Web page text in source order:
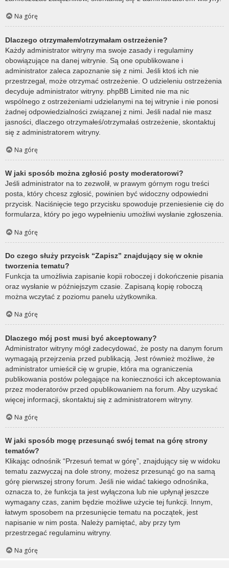
Na górę
Dlaczego otrzymałem/otrzymałam ostrzeżenie?
Każdy administrator witryny ma swoje zasady i regulaminy
obowiązujące na danej witrynie. Są one opublikowane i
administrator zaleca zapoznanie się z nimi. Jeśli ktoś ich nie
przestrzegał, może otrzymać ostrzeżenie. O udzieleniu ostrzeżenia
decyduje administrator witryny. phpBB Limited nie ma nic
wspólnego z ostrzeżeniami udzielanymi na tej witrynie i nie ponosi
żadnej odpowiedzialności związanej z nimi. Jeśli nadal nie masz
jasności, dlaczego otrzymałeś/otrzymałaś ostrzeżenie, skontaktuj
się z administratorem witryny.
Na górę
W jaki sposób można zgłosić posty moderatorowi?
Jeśli administrator na to zezwolił, w prawym górnym rogu treści
posta, który chcesz zgłosić, powinien być widoczny odpowiedni
przycisk. Naciśnięcie tego przycisku spowoduje przeniesienie cię do
formularza, który po jego wypełnieniu umożliwi wysłanie zgłoszenia.
Na górę
Do czego służy przycisk “Zapisz” znajdujący się w oknie
tworzenia tematu?
Funkcja ta umożliwia zapisanie kopii roboczej i dokończenie pisania
oraz wysłanie w późniejszym czasie. Zapisaną kopię roboczą
można wczytać z poziomu panelu użytkownika.
Na górę
Dlaczego mój post musi być akceptowany?
Administrator witryny mógł zadecydować, że posty na danym forum
wymagają przejrzenia przed publikacją. Jest również możliwe, że
administrator umieścił cię w grupie, która ma ograniczenia
publikowania postów polegające na konieczności ich akceptowania
przez moderatorów przed opublikowaniem na forum. Aby uzyskać
więcej informacji, skontaktuj się z administratorem witryny.
Na górę
W jaki sposób mogę przesunąć swój temat na górę strony
tematów?
Klikając odnośnik “Przesuń temat w górę”, znajdujący się w widoku
tematu zazwyczaj na dole strony, możesz przesunąć go na samą
górę pierwszej strony forum. Jeśli nie widać takiego odnośnika,
oznacza to, że funkcja ta jest wyłączona lub nie upłynął jeszcze
wymagany czas, zanim będzie możliwe użycie tej funkcji. Innym,
łatwym sposobem na przesunięcie tematu na początek, jest
napisanie w nim posta. Należy pamiętać, aby przy tym
przestrzegać regulaminu witryny.
Na górę